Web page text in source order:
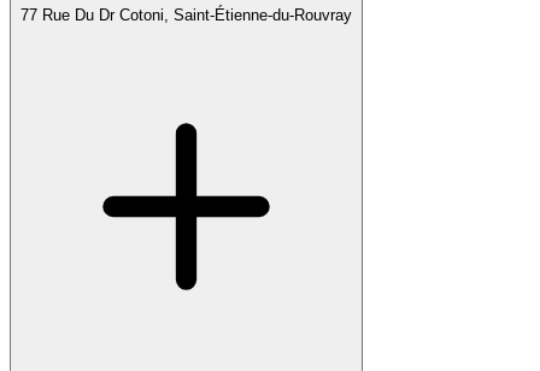
77 Rue Du Dr Cotoni, Saint-Étienne-du-Rouvray